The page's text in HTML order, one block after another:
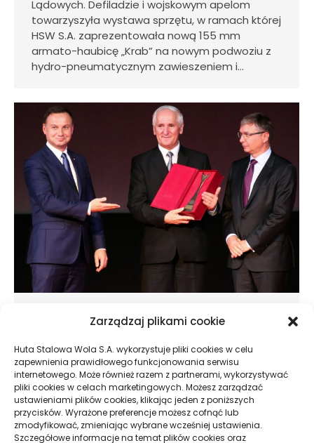
Zarządzaj plikami cookie
Huta Stalowa Wola S.A. wykorzystuje pliki cookies w celu
zapewnienia prawidłowego funkcjonowania serwisu
internetowego. Może również razem z partnerami, wykorzystywać
pliki cookies w celach marketingowych. Możesz zarządzać
ustawieniami plików cookies, klikając jeden z poniższych
przycisków. Wyrażone preferencje możesz cofnąć lub
zmodyfikować, zmieniając wybrane wcześniej ustawienia.
Szczegółowe informacje na temat plików cookies oraz
Lądowych. Defiladzie i wojskowym apelom
towarzyszyła wystawa sprzętu, w ramach której
HSW S.A. zaprezentowała nową 155 mm
armato-haubicę „Krab” na nowym podwoziu z
hydro-pneumatycznym zawieszeniem i…
HSW S.A. na XXIII Międzynarodowym
Kielcach
Aktualności 14.09.2015
W dniach 1-4 września w Kielcach odbyły się
targi zbrojeniowe Międzynarodowy Salon
Przemysłu Obronnego. Na powierzchni ponad